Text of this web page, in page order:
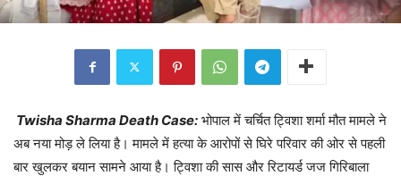
Twisha Sharma Death Case: भोपाल में चर्चित ट्विशा शर्मा मौत मामले ने
अब नया मोड़ ले लिया है। मामले में हत्या के आरोपों से घिरे परिवार की ओर से पहली
बार खुलकर बयान सामने आया है। ट्विशा की सास और रिटायर्ड जज गिरिबाला